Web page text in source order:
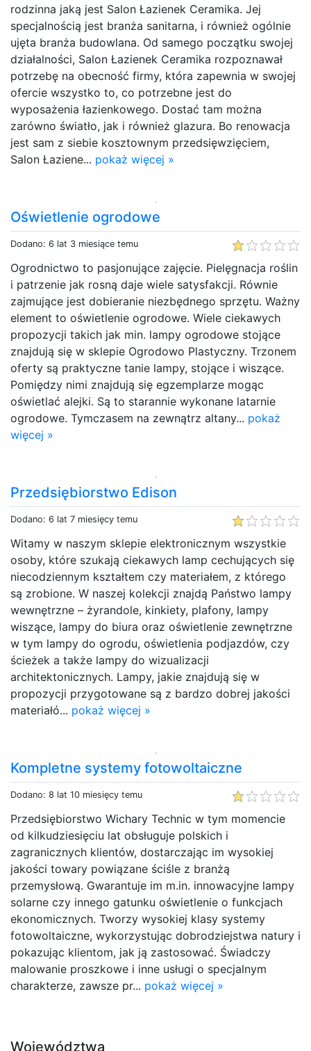
rodzinna jaką jest Salon Łazienek Ceramika. Jej
specjalnością jest branża sanitarna, i również ogólnie
ujęta branża budowlana. Od samego początku swojej
działalności, Salon Łazienek Ceramika rozpoznawał
potrzebę na obecność firmy, która zapewnia w swojej
ofercie wszystko to, co potrzebne jest do
wyposażenia łazienkowego. Dostać tam można
zarówno światło, jak i również glazura. Bo renowacja
jest sam z siebie kosztownym przedsięwzięciem,
Salon Łaziene... pokaż więcej »
Oświetlenie ogrodowe
Dodano: 6 lat 3 miesiące temu
Ogrodnictwo to pasjonujące zajęcie. Pielęgnacja roślin
i patrzenie jak rosną daje wiele satysfakcji. Równie
zajmujące jest dobieranie niezbędnego sprzętu. Ważny
element to oświetlenie ogrodowe. Wiele ciekawych
propozycji takich jak min. lampy ogrodowe stojące
znajdują się w sklepie Ogrodowo Plastyczny. Trzonem
oferty są praktyczne tanie lampy, stojące i wiszące.
Pomiędzy nimi znajdują się egzemplarze mogąc
oświetlać alejki. Są to starannie wykonane latarnie
ogrodowe. Tymczasem na zewnątrz altany... pokaż
więcej »
Przedsiębiorstwo Edison
Dodano: 6 lat 7 miesięcy temu
Witamy w naszym sklepie elektronicznym wszystkie
osoby, które szukają ciekawych lamp cechujących się
niecodziennym kształtem czy materiałem, z którego
są zrobione. W naszej kolekcji znajdą Państwo lampy
wewnętrzne – żyrandole, kinkiety, plafony, lampy
wiszące, lampy do biura oraz oświetlenie zewnętrzne
w tym lampy do ogrodu, oświetlenia podjazdów, czy
ścieżek a także lampy do wizualizacji
architektonicznych. Lampy, jakie znajdują się w
propozycji przygotowane są z bardzo dobrej jakości
materiałó... pokaż więcej »
Kompletne systemy fotowoltaiczne
Dodano: 8 lat 10 miesięcy temu
Przedsiębiorstwo Wichary Technic w tym momencie
od kilkudziesięciu lat obsługuje polskich i
zagranicznych klientów, dostarczając im wysokiej
jakości towary powiązane ściśle z branżą
przemysłową. Gwarantuje im m.in. innowacyjne lampy
solarne czy innego gatunku oświetlenie o funkcjach
ekonomicznych. Tworzy wysokiej klasy systemy
fotowoltaiczne, wykorzystując dobrodziejstwa natury i
pokazując klientom, jak ją zastosować. Świadczy
malowanie proszkowe i inne usługi o specjalnym
charakterze, zawsze pr... pokaż więcej »
Województwa